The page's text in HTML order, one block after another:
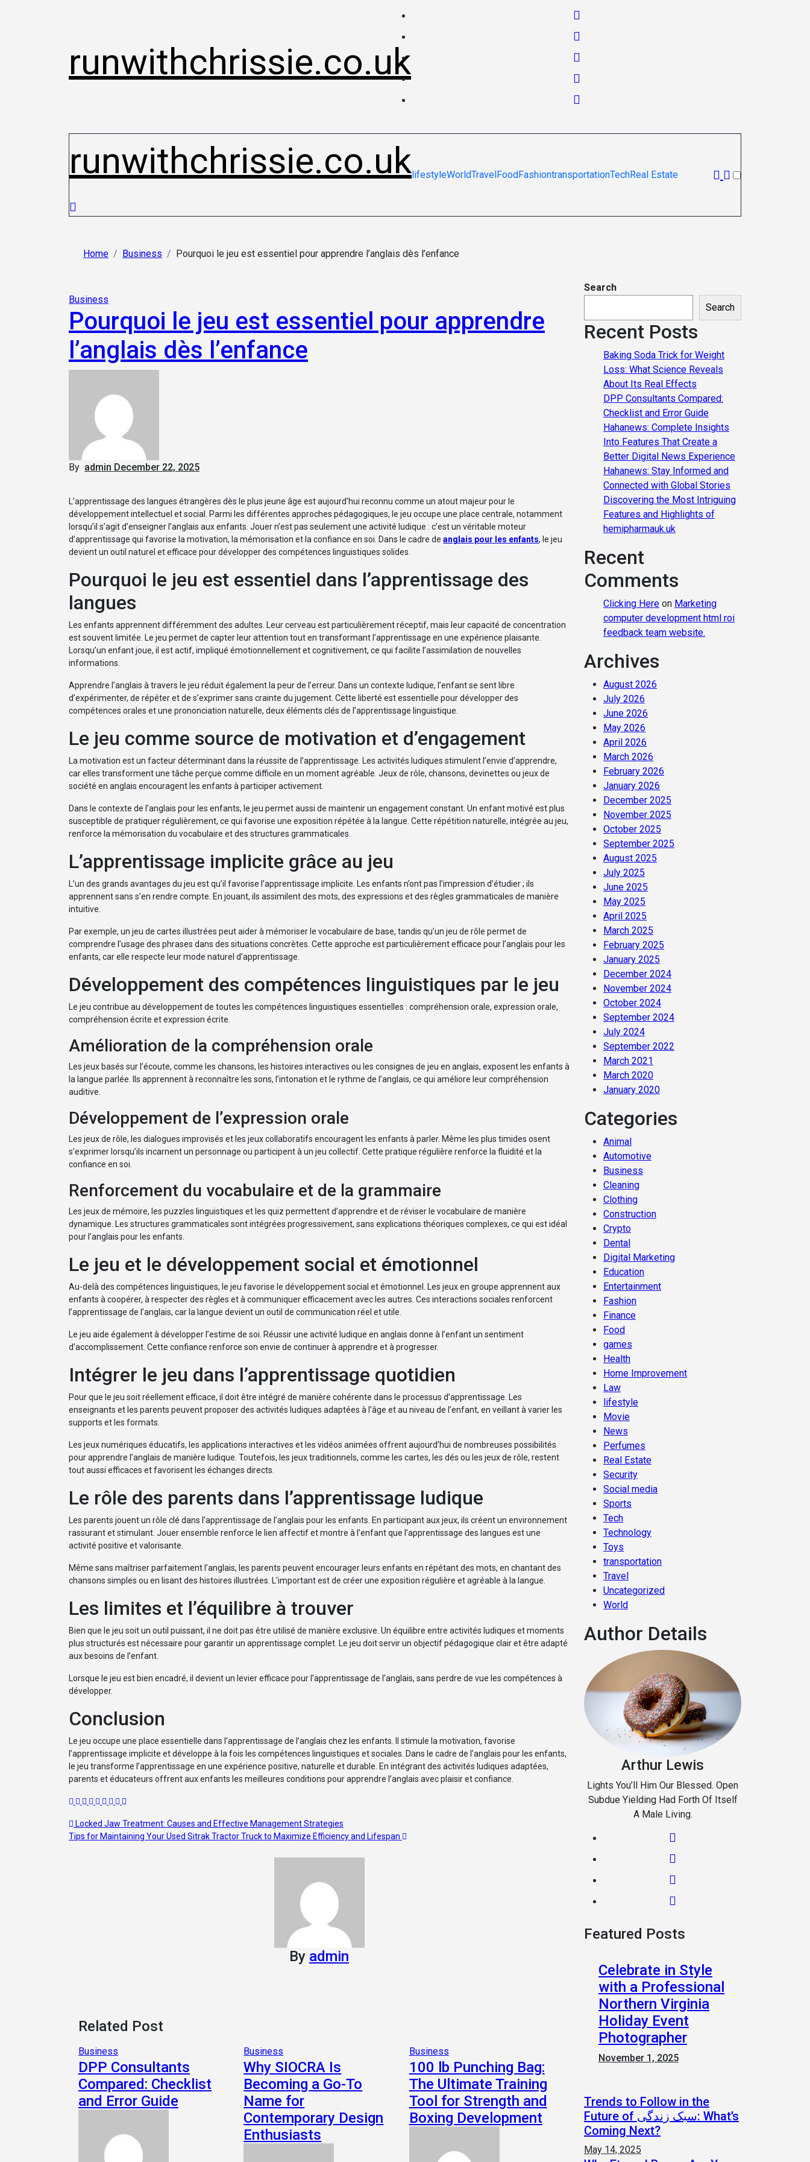
runwithchrissie.co.uk
runwithchrissie.co.uklifestyleWorldTravelFoodFashiontransportationTechReal Estate
Home Business Pourquoi le jeu est essentiel pour apprendre l’anglais dès l’enfance
Business
Pourquoi le jeu est essentiel pour apprendre
l’anglais dès l’enfance
By admin December 22, 2025
L’apprentissage des langues étrangères dès le plus jeune âge est aujourd’hui reconnu comme un atout majeur pour le
développement intellectuel et social. Parmi les différentes approches pédagogiques, le jeu occupe une place centrale, notamment
lorsqu’il s’agit d’enseigner l’anglais aux enfants. Jouer n’est pas seulement une activité ludique : c’est un véritable moteur
d’apprentissage qui favorise la motivation, la mémorisation et la confiance en soi. Dans le cadre de anglais pour les enfants, le jeu
devient un outil naturel et efficace pour développer des compétences linguistiques solides.
Pourquoi le jeu est essentiel dans l’apprentissage des
langues
Les enfants apprennent différemment des adultes. Leur cerveau est particulièrement réceptif, mais leur capacité de concentration
est souvent limitée. Le jeu permet de capter leur attention tout en transformant l’apprentissage en une expérience plaisante.
Lorsqu’un enfant joue, il est actif, impliqué émotionnellement et cognitivement, ce qui facilite l’assimilation de nouvelles
informations.
Apprendre l’anglais à travers le jeu réduit également la peur de l’erreur. Dans un contexte ludique, l’enfant se sent libre
d’expérimenter, de répéter et de s’exprimer sans crainte du jugement. Cette liberté est essentielle pour développer des
compétences orales et une prononciation naturelle, deux éléments clés de l’apprentissage linguistique.
Le jeu comme source de motivation et d’engagement
La motivation est un facteur déterminant dans la réussite de l’apprentissage. Les activités ludiques stimulent l’envie d’apprendre,
car elles transforment une tâche perçue comme difficile en un moment agréable. Jeux de rôle, chansons, devinettes ou jeux de
société en anglais encouragent les enfants à participer activement.
Dans le contexte de l’anglais pour les enfants, le jeu permet aussi de maintenir un engagement constant. Un enfant motivé est plus
susceptible de pratiquer régulièrement, ce qui favorise une exposition répétée à la langue. Cette répétition naturelle, intégrée au jeu,
renforce la mémorisation du vocabulaire et des structures grammaticales.
L’apprentissage implicite grâce au jeu
L’un des grands avantages du jeu est qu’il favorise l’apprentissage implicite. Les enfants n’ont pas l’impression d’étudier ; ils
apprennent sans s’en rendre compte. En jouant, ils assimilent des mots, des expressions et des règles grammaticales de manière
intuitive.
Par exemple, un jeu de cartes illustrées peut aider à mémoriser le vocabulaire de base, tandis qu’un jeu de rôle permet de
comprendre l’usage des phrases dans des situations concrètes. Cette approche est particulièrement efficace pour l’anglais pour les
enfants, car elle respecte leur mode naturel d’apprentissage.
Développement des compétences linguistiques par le jeu
Le jeu contribue au développement de toutes les compétences linguistiques essentielles : compréhension orale, expression orale,
compréhension écrite et expression écrite.
Amélioration de la compréhension orale
Les jeux basés sur l’écoute, comme les chansons, les histoires interactives ou les consignes de jeu en anglais, exposent les enfants à
la langue parlée. Ils apprennent à reconnaître les sons, l’intonation et le rythme de l’anglais, ce qui améliore leur compréhension
auditive.
Développement de l’expression orale
Les jeux de rôle, les dialogues improvisés et les jeux collaboratifs encouragent les enfants à parler. Même les plus timides osent
s’exprimer lorsqu’ils incarnent un personnage ou participent à un jeu collectif. Cette pratique régulière renforce la fluidité et la
confiance en soi.
Renforcement du vocabulaire et de la grammaire
Les jeux de mémoire, les puzzles linguistiques et les quiz permettent d’apprendre et de réviser le vocabulaire de manière
dynamique. Les structures grammaticales sont intégrées progressivement, sans explications théoriques complexes, ce qui est idéal
pour l’anglais pour les enfants.
Le jeu et le développement social et émotionnel
Au-delà des compétences linguistiques, le jeu favorise le développement social et émotionnel. Les jeux en groupe apprennent aux
enfants à coopérer, à respecter des règles et à communiquer efficacement avec les autres. Ces interactions sociales renforcent
l’apprentissage de l’anglais, car la langue devient un outil de communication réel et utile.
Le jeu aide également à développer l’estime de soi. Réussir une activité ludique en anglais donne à l’enfant un sentiment
d’accomplissement. Cette confiance renforce son envie de continuer à apprendre et à progresser.
Intégrer le jeu dans l’apprentissage quotidien
Pour que le jeu soit réellement efficace, il doit être intégré de manière cohérente dans le processus d’apprentissage. Les
enseignants et les parents peuvent proposer des activités ludiques adaptées à l’âge et au niveau de l’enfant, en veillant à varier les
supports et les formats.
Les jeux numériques éducatifs, les applications interactives et les vidéos animées offrent aujourd’hui de nombreuses possibilités
pour apprendre l’anglais de manière ludique. Toutefois, les jeux traditionnels, comme les cartes, les dés ou les jeux de rôle, restent
tout aussi efficaces et favorisent les échanges directs.
Le rôle des parents dans l’apprentissage ludique
Les parents jouent un rôle clé dans l’apprentissage de l’anglais pour les enfants. En participant aux jeux, ils créent un environnement
rassurant et stimulant. Jouer ensemble renforce le lien affectif et montre à l’enfant que l’apprentissage des langues est une
activité positive et valorisante.
Même sans maîtriser parfaitement l’anglais, les parents peuvent encourager leurs enfants en répétant des mots, en chantant des
chansons simples ou en lisant des histoires illustrées. L’important est de créer une exposition régulière et agréable à la langue.
Les limites et l’équilibre à trouver
Bien que le jeu soit un outil puissant, il ne doit pas être utilisé de manière exclusive. Un équilibre entre activités ludiques et moments
plus structurés est nécessaire pour garantir un apprentissage complet. Le jeu doit servir un objectif pédagogique clair et être adapté
aux besoins de l’enfant.
Lorsque le jeu est bien encadré, il devient un levier efficace pour l’apprentissage de l’anglais, sans perdre de vue les compétences à
développer.
Conclusion
Le jeu occupe une place essentielle dans l’apprentissage de l’anglais chez les enfants. Il stimule la motivation, favorise
l’apprentissage implicite et développe à la fois les compétences linguistiques et sociales. Dans le cadre de l’anglais pour les enfants,
le jeu transforme l’apprentissage en une expérience positive, naturelle et durable. En intégrant des activités ludiques adaptées,
parents et éducateurs offrent aux enfants les meilleures conditions pour apprendre l’anglais avec plaisir et confiance.
Post
Locked Jaw Treatment: Causes and Effective Management Strategies
Tips for Maintaining Your Used Sitrak Tractor Truck to Maximize Efficiency and Lifespan
By admin
Related Post
Business
DPP Consultants
Compared: Checklist
and Error Guide
Business
Why SIOCRA Is
Becoming a Go-To
Name for
Contemporary Design
Enthusiasts
Business
100 lb Punching Bag:
The Ultimate Training
Tool for Strength and
Boxing Development
Search
Search
Recent Posts
Baking Soda Trick for Weight
Loss: What Science Reveals
About Its Real Effects
DPP Consultants Compared:
Checklist and Error Guide
Hahanews: Complete Insights
Into Features That Create a
Better Digital News Experience
Hahanews: Stay Informed and
Connected with Global Stories
Discovering the Most Intriguing
Features and Highlights of
hemipharmauk.uk
Recent
Comments
Clicking Here on Marketing
computer development html roi
feedback team website.
Archives
August 2026
July 2026
June 2026
May 2026
April 2026
March 2026
February 2026
January 2026
December 2025
November 2025
October 2025
September 2025
August 2025
July 2025
June 2025
May 2025
April 2025
March 2025
February 2025
January 2025
December 2024
November 2024
October 2024
September 2024
July 2024
September 2022
March 2021
March 2020
January 2020
Categories
Animal
Automotive
Business
Cleaning
Clothing
Construction
Crypto
Dental
Digital Marketing
Education
Entertainment
Fashion
Finance
Food
games
Health
Home Improvement
Law
lifestyle
Movie
News
Perfumes
Real Estate
Security
Social media
Sports
Tech
Technology
Toys
transportation
Travel
Uncategorized
World
Author Details
Arthur Lewis
Lights You’ll Him Our Blessed. Open
Subdue Yielding Had Forth Of Itself
A Male Living.
Featured Posts
Celebrate in Style
with a Professional
Northern Virginia
Holiday Event
Photographer
November 1, 2025
Trends to Follow in the
Future of سبک زندگی: What’s
Coming Next?
May 14, 2025